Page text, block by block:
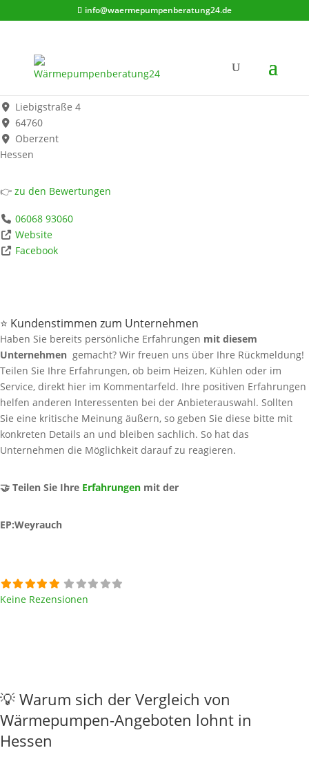
info@waermepumpenberatung24.de
EP:Weyrauch
Werbung*
Liebigstraße 4
64760
Oberzent
Hessen
👉 zu den Bewertungen
06068 93060
Website
Facebook
⭐ Kundenstimmen zum Unternehmen
Haben Sie bereits persönliche Erfahrungen mit diesem
Unternehmen gemacht? Wir freuen uns über Ihre Rückmeldung!
Teilen Sie Ihre Erfahrungen, ob beim Heizen, Kühlen oder im
Service, direkt hier im Kommentarfeld. Ihre positiven Erfahrungen
helfen anderen Interessenten bei der Anbieterauswahl. Sollten
Sie eine kritische Meinung äußern, so geben Sie diese bitte mit
konkreten Details an und bleiben sachlich. So hat das
Unternehmen die Möglichkeit darauf zu reagieren.
🤝 Teilen Sie Ihre Erfahrungen mit der
EP:Weyrauch
Keine Rezensionen
💡 Warum sich der Vergleich von
Wärmepumpen-Angeboten lohnt in
Hessen